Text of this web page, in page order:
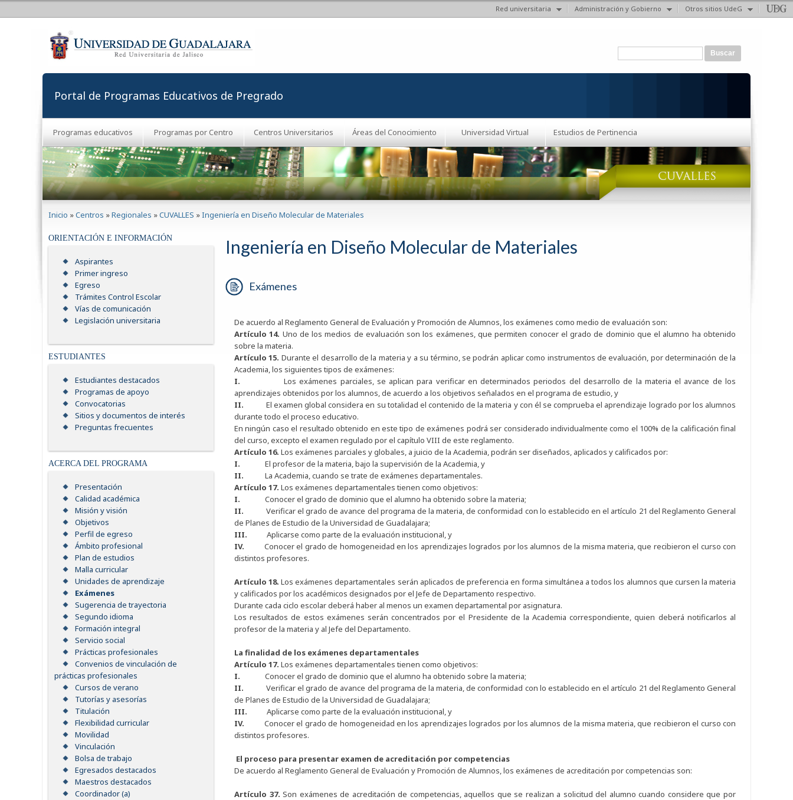
Red universitaria Administración y Gobierno Otros sitios UdeG
Formulario de búsqueda
Portal de Programas Educativos de Pregrado
Programas educativos Programas por Centro Centros Universitarios Áreas del Conocimiento Universidad Virtual Estudios de Pertinencia
Inicio »Centros »Regionales »CUVALLES »Ingeniería en Diseño Molecular de Materiales
ORIENTACIÓN E INFORMACIÓN
Aspirantes
Primer ingreso
Egreso
Trámites Control Escolar
Vías de comunicación
Legislación universitaria
ESTUDIANTES
Estudiantes destacados
Programas de apoyo
Convocatorias
Sitios y documentos de interés
Preguntas frecuentes
ACERCA DEL PROGRAMA
Presentación
Calidad académica
Misión y visión
Objetivos
Perfil de egreso
Ámbito profesional
Plan de estudios
Malla curricular
Unidades de aprendizaje
Exámenes
Sugerencia de trayectoria
Segundo idioma
Formación integral
Servicio social
Prácticas profesionales
Convenios de vinculación de
prácticas profesionales
Cursos de verano
Tutorías y asesorías
Titulación
Flexibilidad curricular
Movilidad
Vinculación
Bolsa de trabajo
Egresados destacados
Maestros destacados
Coordinador (a)
Ingeniería en Diseño Molecular de Materiales
Exámenes
De acuerdo al Reglamento General de Evaluación y Promoción de Alumnos, los exámenes como medio de evaluación son:
Artículo 14. Uno de los medios de evaluación son los exámenes, que permiten conocer el grado de dominio que el alumno ha obtenido
sobre la materia.
Artículo 15. Durante el desarrollo de la materia y a su término, se podrán aplicar como instrumentos de evaluación, por determinación de la
Academia, los siguientes tipos de exámenes:
I. Los exámenes parciales, se aplican para verificar en determinados periodos del desarrollo de la materia el avance de los
aprendizajes obtenidos por los alumnos, de acuerdo a los objetivos señalados en el programa de estudio, y
II. El examen global considera en su totalidad el contenido de la materia y con él se comprueba el aprendizaje logrado por los alumnos
durante todo el proceso educativo.
En ningún caso el resultado obtenido en este tipo de exámenes podrá ser considerado individualmente como el 100% de la calificación final
del curso, excepto el examen regulado por el capítulo VIII de este reglamento.
Artículo 16. Los exámenes parciales y globales, a juicio de la Academia, podrán ser diseñados, aplicados y calificados por:
I. El profesor de la materia, bajo la supervisión de la Academia, y
II. La Academia, cuando se trate de exámenes departamentales.
Artículo 17. Los exámenes departamentales tienen como objetivos:
I. Conocer el grado de dominio que el alumno ha obtenido sobre la materia;
II. Verificar el grado de avance del programa de la materia, de conformidad con lo establecido en el artículo 21 del Reglamento General
de Planes de Estudio de la Universidad de Guadalajara;
III. Aplicarse como parte de la evaluación institucional, y
IV. Conocer el grado de homogeneidad en los aprendizajes logrados por los alumnos de la misma materia, que recibieron el curso con
distintos profesores.
Artículo 18.Los exámenes departamentales serán aplicados de preferencia en forma simultánea a todos los alumnos que cursen la materia
y calificados por los académicos designados por el Jefe de Departamento respectivo.
Durante cada ciclo escolar deberá haber al menos un examen departamental por asignatura.
Los resultados de estos exámenes serán concentrados por el Presidente de la Academia correspondiente, quien deberá notificarlos al
profesor de la materia y al Jefe del Departamento.
La finalidad de los exámenes departamentales
Artículo 17. Los exámenes departamentales tienen como objetivos:
I. Conocer el grado de dominio que el alumno ha obtenido sobre la materia;
II. Verificar el grado de avance del programa de la materia, de conformidad con lo establecido en el artículo 21 del Reglamento General
de Planes de Estudio de la Universidad de Guadalajara;
III. Aplicarse como parte de la evaluación institucional, y
IV. Conocer el grado de homogeneidad en los aprendizajes logrados por los alumnos de la misma materia, que recibieron el curso con
distintos profesores.
El proceso para presentar examen de acreditación por competencias
De acuerdo al Reglamento General de Evaluación y Promoción de Alumnos, los exámenes de acreditación por competencias son:
Artículo 37.Son exámenes de acreditación de competencias, aquellos que se realizan a solicitud del alumno cuando considere que por